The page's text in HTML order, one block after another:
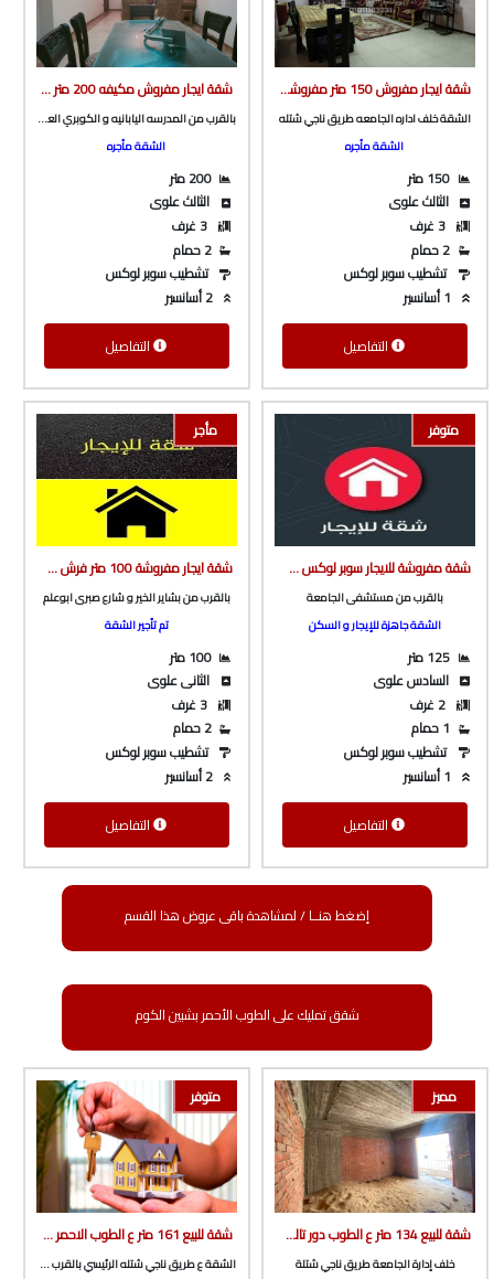
شقة ايجار مفروش 150 متر مفروشه بالكامل و مكيفه ف برج بأسانسير خلف ادارة الجامعة من الوسيط العقارية بشبين الكوم
الشقة خلف اداره الجامعه طريق ناجي شتله
الشقة مأجره
150 متر
الثالث علوى
2 حمام
تشطيب سوبر لوكس
التفاصيل
شقة ايجار مفروش مكيفه 200 متر تشطيب و فرش سوبر لوكس ف برج بأسانسير بالقرب من المدرسه اليابانيه و الكوبري العلوى من شركة الوسيط العقارية بشبين الكوم
بالقرب من المدرسه اليابانيه و الكوبري العلوى
الشقة مأجره
200 متر
الثالث علوى
3 غرف
2 حمام
تشطيب سوبر لوكس
2 أسانسير
التفاصيل
متوفر
شقة مفروشة للايجار سوبر لوكس ف برج بأسانسير بالقرب من مستشفى الجامعة من شركة الوسيط العقارية بشبين الكوم
بالقرب من مستشفى الجامعة
الشقة جاهزة للإيجار و السكن
125 متر
السادس علوى
1 حمام
تشطيب سوبر لوكس
التفاصيل
مأجر
شقة ايجار مفروشة 100 متر فرش هاي سوبر لوكس بالقرب من بشاير الخير و شارع باريس من شركة الوسيط العقارية بشبين الكوم
بالقرب من بشاير الخير و شارع صبرى ابوعلم
تم تأجير الشقة
100 متر
الثانى علوى
3 غرف
2 حمام
تشطيب سوبر لوكس
2 أسانسير
التفاصيل
إضغط هنــا / لمشاهدة باقى عروض هذا القسم
شقق تمليك على الطوب الأحمر بشبين الكوم
مميز
شقة للبيع 134 متر ع الطوب دور تالت ف برج بأسانسير ع طريق ناجي شتله الرئيسى خلف اداره الجامعة من شركة الوسيط العقارية بشبين الكوم
خلف إدارة الجامعة طريق ناجي شتلة
متوفر
شقة للبيع 161 متر ع الطوب الاحمر بالقرب من چيم النعماني و تري البحر من الوسيط العقارية بشبين الكوم
الشقة ع طريق ناجي شتله الرئيسي بالقرب من چيم النعماني و تري البحر